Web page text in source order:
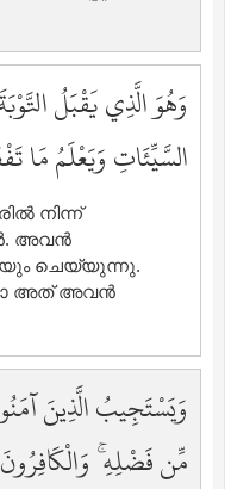
وَهُوَ الَّذِي يَقْبَلُ
السَّيِّئَاتِ وَيَعْلَمُ مَا
നിന്ന്
അവന്‍
ചെയ്യുന്നു.
അത് അവന്‍
وَيَسْتَجِيبُ الَّذِينَ
مِّن فَضْلِهِ